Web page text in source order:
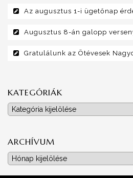
Az augusztus 1-i ügetőnap
Augusztus 8-án galopp
Gratulálunk az Ötévesek
KATEGÓRIÁK
Kategóriák
ARCHÍVUM
Archívum